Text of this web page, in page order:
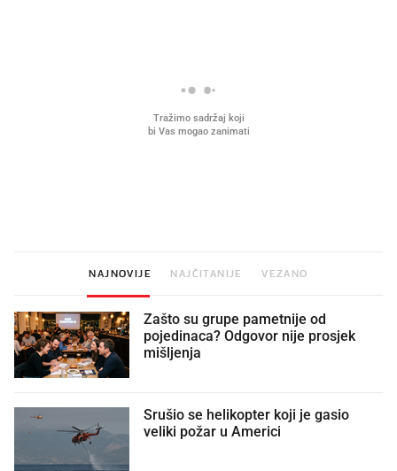
NAJNOVIJE NAJČITANIJE VEZANO
Zašto su grupe pametnije od
pojedinaca? Odgovor nije prosjek
mišljenja
Srušio se helikopter koji je gasio
veliki požar u Americi